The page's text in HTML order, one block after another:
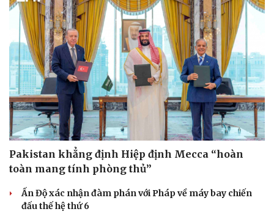
Dinh dưỡng - món ngon
Cây thuốc
Nhà đẹp
Pakistan khẳng định Hiệp định Mecca “hoàn
toàn mang tính phòng thủ”
Ấn Độ xác nhận đàm phán với Pháp về máy bay chiến
đấu thế hệ thứ 6